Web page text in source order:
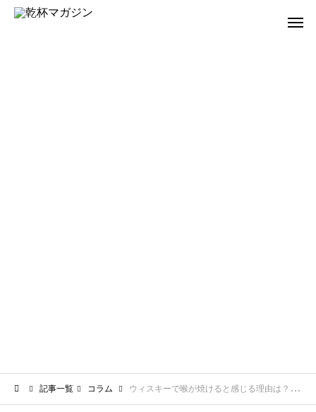
記事一覧 コラム ウィスキーで喉が焼けると感じる理由は？強いアルコール感と対策を解説